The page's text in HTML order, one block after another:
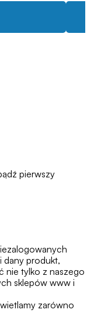
pierwszy
dany produkt,
nie tylko z naszego
sklepów www i
zarówno